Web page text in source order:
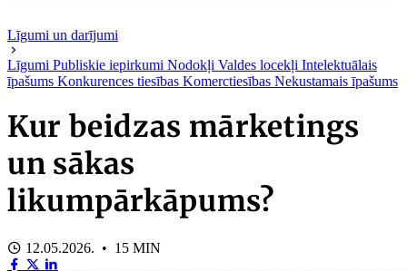
Līgumi un darījumi
Līgumi Publiskie iepirkumi Nodokļi Valdes locekļi Intelektuālais
īpašums Konkurences tiesības Komerctiesības Nekustamais īpašums
Kur beidzas mārketings
un sākas
likumpārkāpums?
12.05.2026. • 15 MIN